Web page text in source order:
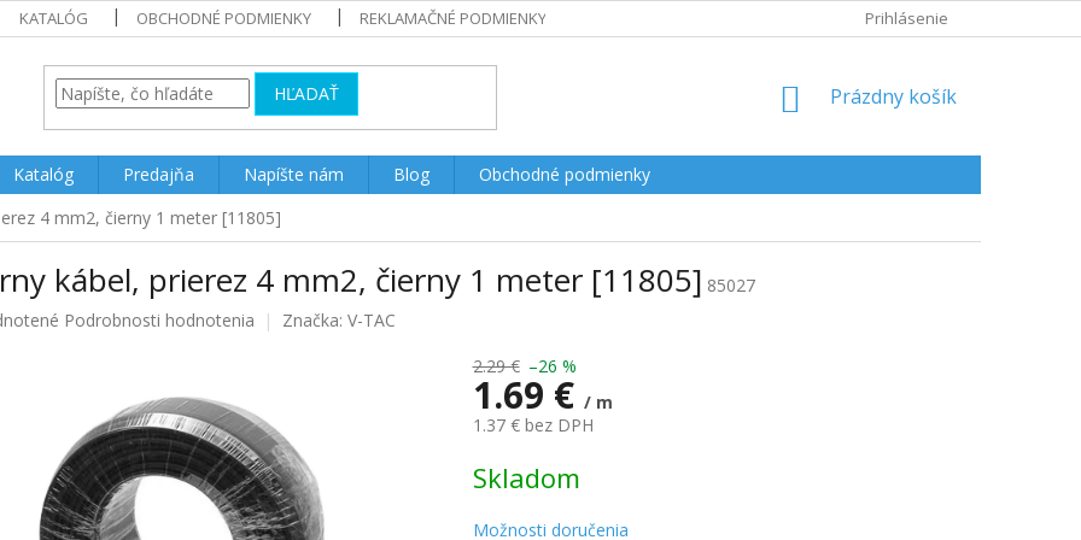
KATALÓG OBCHODNÉ PODMIENKY REKLAMAČNÉ PODMIENKY Prihlásenie
HĽADAŤ
NÁKUPNÝ
Prázdny košík
Katalóg Predajňa Napíšte nám Blog
Obchodné podmienky
4 mm2, čierny 1 meter [11805]
kábel, prierez 4 mm2, čierny 1 meter [11805] 85027
Podrobnosti hodnotenia Značka: V-TAC
2.29 € –26 %
1.69 € / m
1.37 € bez DPH
cena:
Skladom
Možnosti doručenia